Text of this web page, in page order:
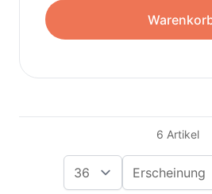
6 Artikel